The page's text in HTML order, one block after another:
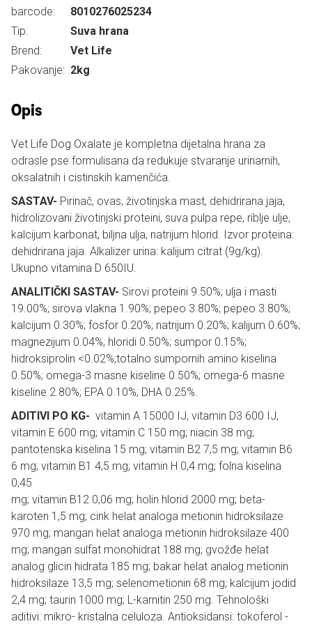
barcode:
8010276025234
Tip:
Suva hrana
Brend:
Vet Life
Pakovanje: 2kg
Opis
Vet Life Dog Oxalate je kompletna dijetalna hrana za
odrasle pse formulisana da redukuje stvaranje urinarnih,
oksalatnih i cistinskih kamenčića.
SASTAV- Pirinač, ovas, životinjska mast, dehidrirana jaja,
hidrolizovani životinjski proteini, suva pulpa repe, riblje ulje,
kalcijum karbonat, biljna ulja, natrijum hlorid. Izvor proteina:
dehidrirana jaja. Alkalizer urina: kalijum citrat (9g/kg).
Ukupno vitamina D 650IU.
ANALITIČKI SASTAV- Sirovi proteini 9.50%; ulja i masti
19.00%; sirova vlakna 1.90%; pepeo 3.80%; pepeo 3.80%;
kalcijum 0.30%; fosfor 0.20%; natrijum 0.20%; kalijum 0.60%;
magnezijum 0.04%; hloridi 0.50%; sumpor 0.15%;
hidroksiprolin <0.02%;totalno sumpornih amino kiselina
0.50%; omega-3 masne kiseline 0.50%; omega-6 masne
kiseline 2.80%; EPA 0.10%; DHA 0.25%.
ADITIVI PO KG- vitamin A 15000 IJ, vitamin D3 600 IJ,
vitamin E 600 mg; vitamin C 150 mg; niacin 38 mg;
pantotenska kiselina 15 mg; vitamin B2 7,5 mg; vitamin B6
6 mg; vitamin B1 4,5 mg; vitamin H 0,4 mg; folna kiselina
0,45
mg; vitamin B12 0,06 mg; holin hlorid 2000 mg; beta-
karoten 1,5 mg; cink helat analoga metionin hidroksilaze
970 mg; mangan helat analoga metionin hidroksilaze 400
mg; mangan sulfat monohidrat 188 mg; gvožđe helat
analog glicin hidrata 185 mg; bakar helat analog metionin
hidroksilaze 13,5 mg; selenometionin 68 mg; kalcijum jodid
2,4 mg; taurin 1000 mg; L-karnitin 250 mg. Tehnološki
aditivi: mikro- kristalna celuloza. Antioksidansi: tokoferol -